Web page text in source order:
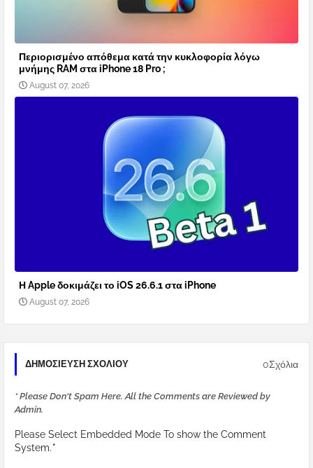
Περιορισμένο απόθεμα κατά την κυκλοφορία λόγω
μνήμης RAM στα iPhone 18 Pro ;
August 07, 2026
Η Apple δοκιμάζει το iOS 26.6.1 στα iPhone
August 07, 2026
ΔΗΜΟΣΊΕΥΣΗ ΣΧΟΛΊΟΥ 0Σχόλια
* Please Don't Spam Here. All the Comments are Reviewed by
Admin.
Please Select Embedded Mode To show the Comment
System.*